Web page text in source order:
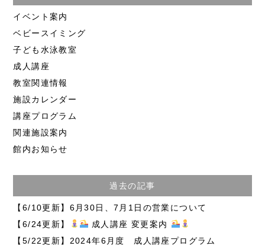
イベント案内
ベビースイミング
子ども水泳教室
成人講座
教室関連情報
施設カレンダー
講座プログラム
関連施設案内
館内お知らせ
過去の記事
【6/10更新】6月30日、7月1日の営業について
【6/24更新】
成人講座 変更案内
【5/22更新】2024年6月度 成人講座プログラム